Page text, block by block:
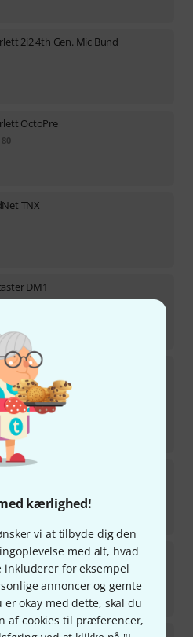
kærlighed!
vi at tilbyde dig den
med alt, hvad
for eksempel
annoncer og gemte
okay med dette, skal du
af cookies til præferencer,
2i2 4th Gen. Mic Bund
OctoPre
80
TNX
DM1
1
2Pre
31
bedste-pris
lager d. 1-2 uger
D16R MKII